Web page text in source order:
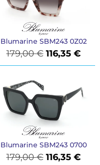
Blumarine SBM243 0Z02
179,00€ 116,35 €
Blumarine SBM243 0700
179,00€ 116,35 €